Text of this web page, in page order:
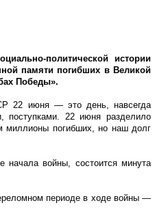
политической истории
памяти погибших в Великой
Победы».
22 июня — это день, навсегда
поступками. 22 июня разделило
миллионы погибших, но наш долг
войны, состоится минута
периоде в ходе войны —